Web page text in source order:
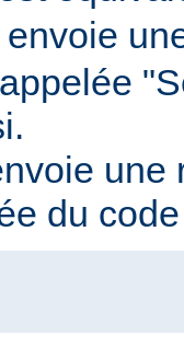
envoie
une
du